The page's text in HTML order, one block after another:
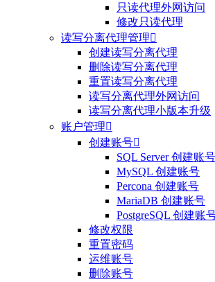
只读代理外网访问
修改只读代理
读写分离代理管理
创建读写分离代理
删除读写分离代理
重置读写分离代理
读写分离代理外网访问
读写分离代理小版本升级
账户管理
创建账号
SQL Server 创建账号
MySQL 创建账号
Percona 创建账号
MariaDB 创建账号
PostgreSQL 创建账
修改权限
重置密码
运维账号
删除账号